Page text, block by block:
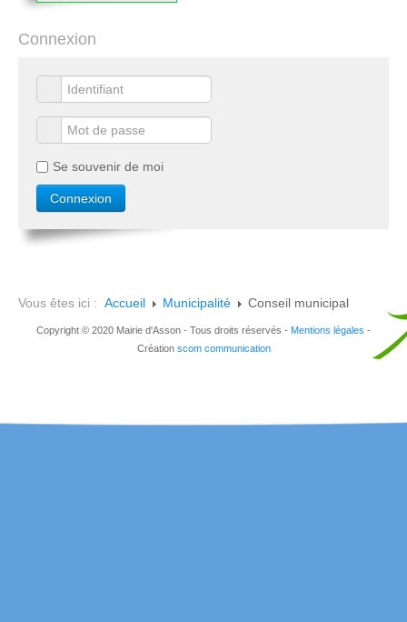
Connexion
Se souvenir de moi
Vous êtes ici : Accueil Municipalité Conseil municipal
Copyright © 2020 Mairie d'Asson - Tous droits réservés - Mentions légales -
Création scom communication